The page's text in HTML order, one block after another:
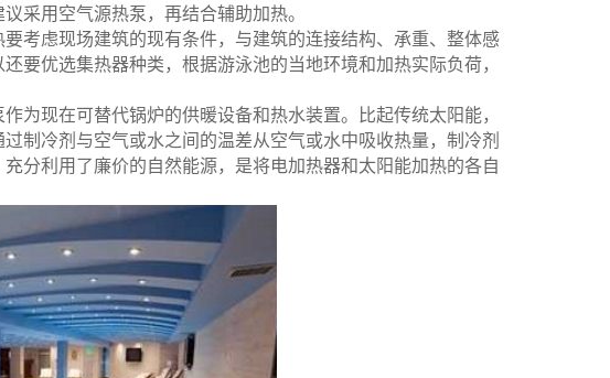
采用空气源热泵，再结合辅助加热。
虑现场建筑的现有条件，与建筑的连接结构、承重、整体感
要优选集热器种类，根据游泳池的当地环境和加热实际负荷，
现在可替代锅炉的供暖设备和热水装置。比起传统太阳能，
制冷剂与空气或水之间的温差从空气或水中吸收热量，制冷剂
分利用了廉价的自然能源，是将电加热器和太阳能加热的各自